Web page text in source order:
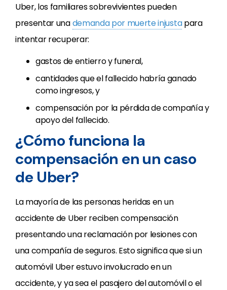
Uber, los familiares sobrevivientes pueden
presentar unademanda por muerte injustapara
intentar recuperar:
gastos de entierro y funeral,
cantidades que el fallecido habría ganado
como ingresos, y
compensación por la pérdida de compañía y
apoyo del fallecido.
¿Cómo funciona la
compensación en un caso
de Uber?
La mayoría de las personas heridas en un
accidente de Uber reciben compensación
presentando una reclamación por lesiones con
una compañía de seguros. Esto significa que si un
automóvil Uber estuvo involucrado en un
accidente, y ya sea el pasajero del automóvil o el